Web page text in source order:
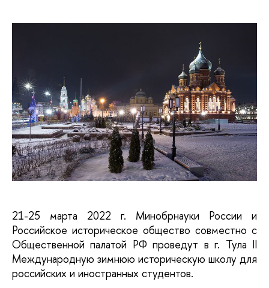
21-25 марта 2022 г. Минобрнауки России и
Российское историческое общество совместно с
Общественной палатой РФ проведут в г. Тула II
Международную зимнюю историческую школу для
российских и иностранных студентов.